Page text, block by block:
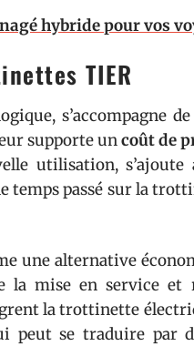
hybride pour vos
TIER
s’accompagne
supporte uncoût de
utilisation, s’ajoute
temps passé sur la
une alternative
la mise en service et
la trottinette
peut se traduire par